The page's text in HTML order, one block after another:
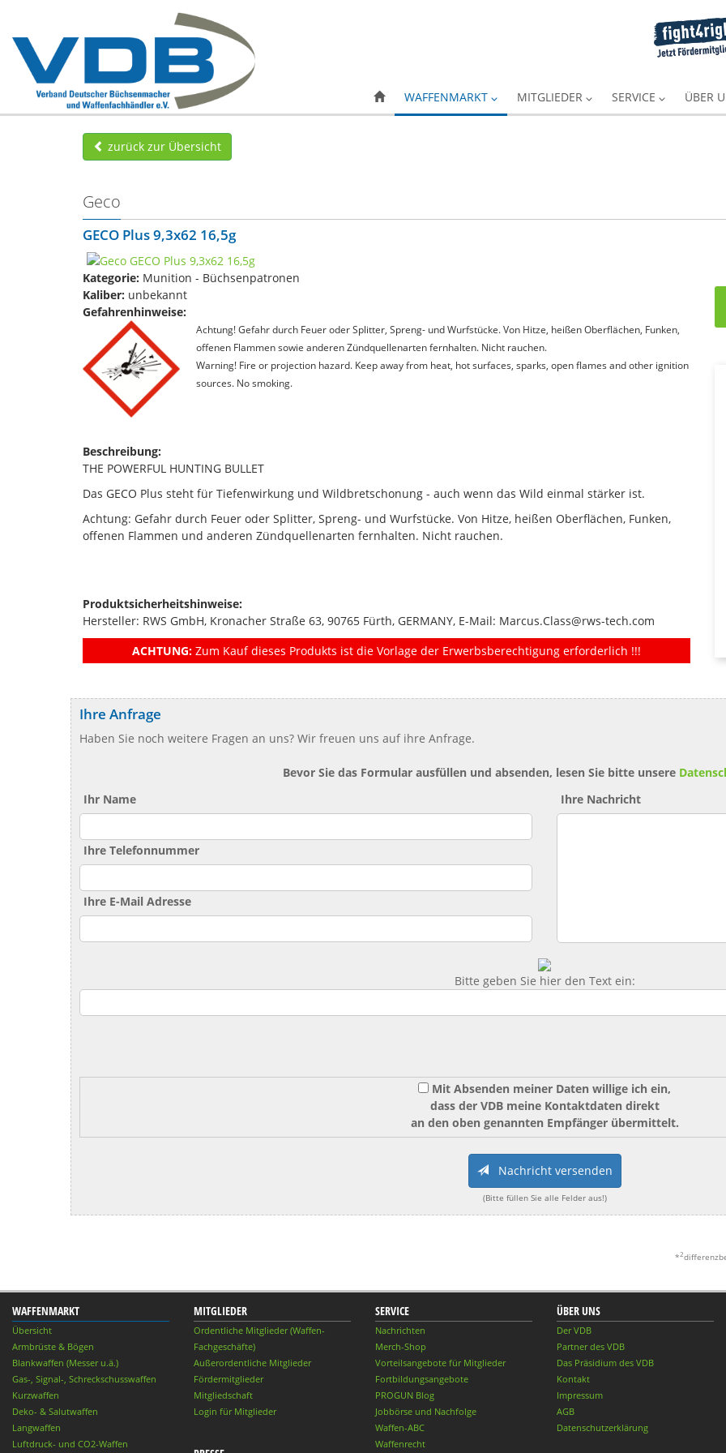
WAFFENMARKT MITGLIEDER SERVICE ÜBER
zurück zur Übersicht
Geco
GECO Plus 9,3x62 16,5g
Kategorie: Munition - Büchsenpatronen
Kaliber: unbekannt
Gefahrenhinweise:
Achtung! Gefahr durch Feuer oder Splitter, Spreng- und Wurfstücke. Von Hitze, heißen Oberflächen, Funken,
offenen Flammen sowie anderen Zündquellenarten fernhalten. Nicht rauchen.
Warning! Fire or projection hazard. Keep away from heat, hot surfaces, sparks, open flames and other ignition
sources. No smoking.
Beschreibung:
THE POWERFUL HUNTING BULLET
Das GECO Plus steht für Tiefenwirkung und Wildbretschonung - auch wenn das Wild einmal stärker ist.
Achtung: Gefahr durch Feuer oder Splitter, Spreng- und Wurfstücke. Von Hitze, heißen Oberflächen, Funken,
offenen Flammen und anderen Zündquellenarten fernhalten. Nicht rauchen.
Produktsicherheitshinweise:
Hersteller: RWS GmbH, Kronacher Straße 63, 90765 Fürth, GERMANY, E-Mail: Marcus.Class@rws-tech.com
ACHTUNG: Zum Kauf dieses Produkts ist die Vorlage der Erwerbsberechtigung erforderlich !!!
Ihre Anfrage
Haben Sie noch weitere Fragen an uns? Wir freuen uns auf ihre Anfrage.
Bevor Sie das Formular ausfüllen und absenden, lesen Sie bitte unsere
Ihr Name
Ihre Telefonnummer
Ihre E-Mail Adresse
Ihre Nachricht
Bitte geben Sie hier den Text ein:
Mit Absenden meiner Daten willige ich ein,
dass der VDB meine Kontaktdaten direkt
an den oben genannten Empfänger übermittelt.
Nachricht versenden
(Bitte füllen Sie alle Felder aus!)
*2
WAFFENMARKT
Übersicht
Armbrüste & Bögen
Blankwaffen (Messer u.ä.)
Gas-, Signal-, Schreckschusswaffen
Kurzwaffen
Deko- & Salutwaffen
Langwaffen
Luftdruck- und CO2-Waffen
MITGLIEDER
Ordentliche Mitglieder (Waffen-
Fachgeschäfte)
Außerordentliche Mitglieder
Fördermitglieder
Mitgliedschaft
Login für Mitglieder
SERVICE
Nachrichten
Merch-Shop
Vorteilsangebote für Mitglieder
Fortbildungsangebote
PROGUN Blog
Jobbörse und Nachfolge
Waffen-ABC
Waffenrecht
ÜBER UNS
Der VDB
Partner des VDB
Das Präsidium des VDB
Kontakt
Impressum
AGB
Datenschutzerklärung